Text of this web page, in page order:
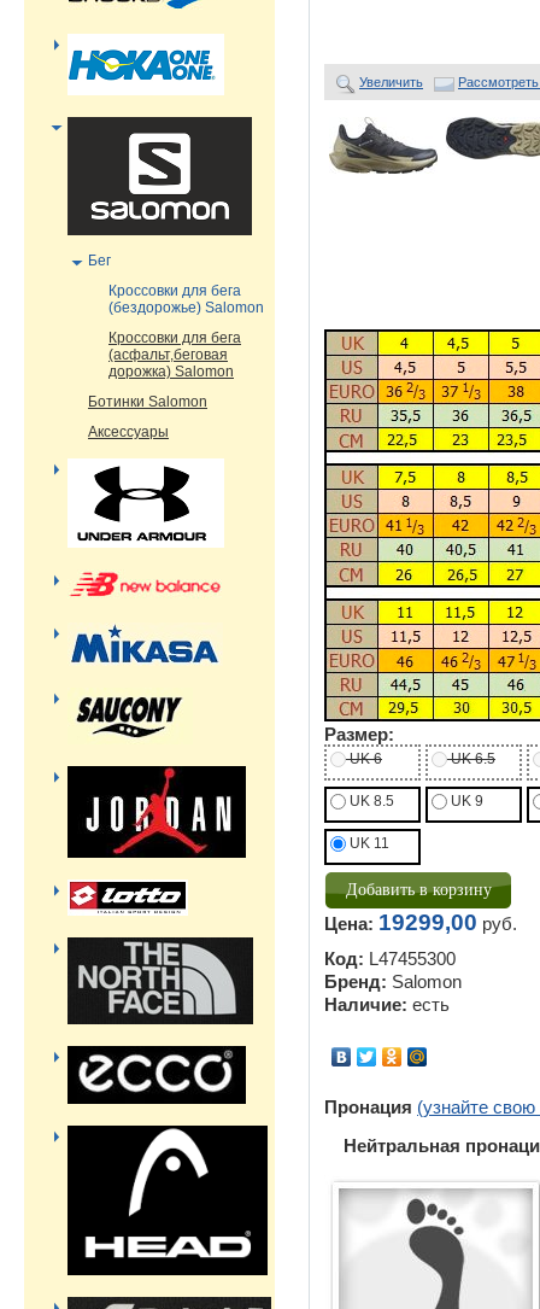
Увеличить
Размер:
UK 6 UK 6.5
UK 8.5 UK 9
UK 11
Цена: 19299,00 руб.
Код: L47455300
Бренд: Salomon
Наличие: есть
Пронация (узнайте
Нейтральная
Бег
Кроссовки для бега
(бездорожье) Salomon
Кроссовки для бега
(асфальт,беговая
дорожка) Salomon
Ботинки Salomon
Аксессуары